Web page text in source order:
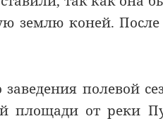
землю коней. После
полевой
площади от реки